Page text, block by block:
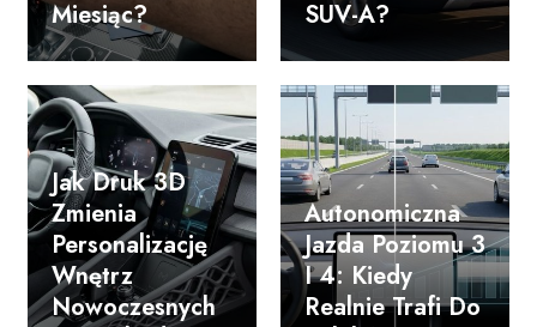
Miesiąc?
SUV-A?
Jak Druk 3D
Zmienia
Personalizację
Wnętrz
Nowoczesnych
Autonomiczna
Jazda Poziomu 3
I 4: Kiedy
Realnie Trafi Do